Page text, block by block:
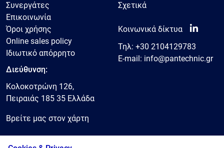
Συνεργάτες
Επικοινωνία
Σχετικά
Όροι χρήσης
Online sales policy
Ιδιωτικό απόρρητο
Κοινωνικά δίκτυα
Τηλ: +30 2104129783
E-mail: info@pantechnic.gr
Διεύθυνση:
Κολοκοτρώνη 126,
Πειραιάς 185 35 Ελλάδα
Βρείτε μας στον χάρτη